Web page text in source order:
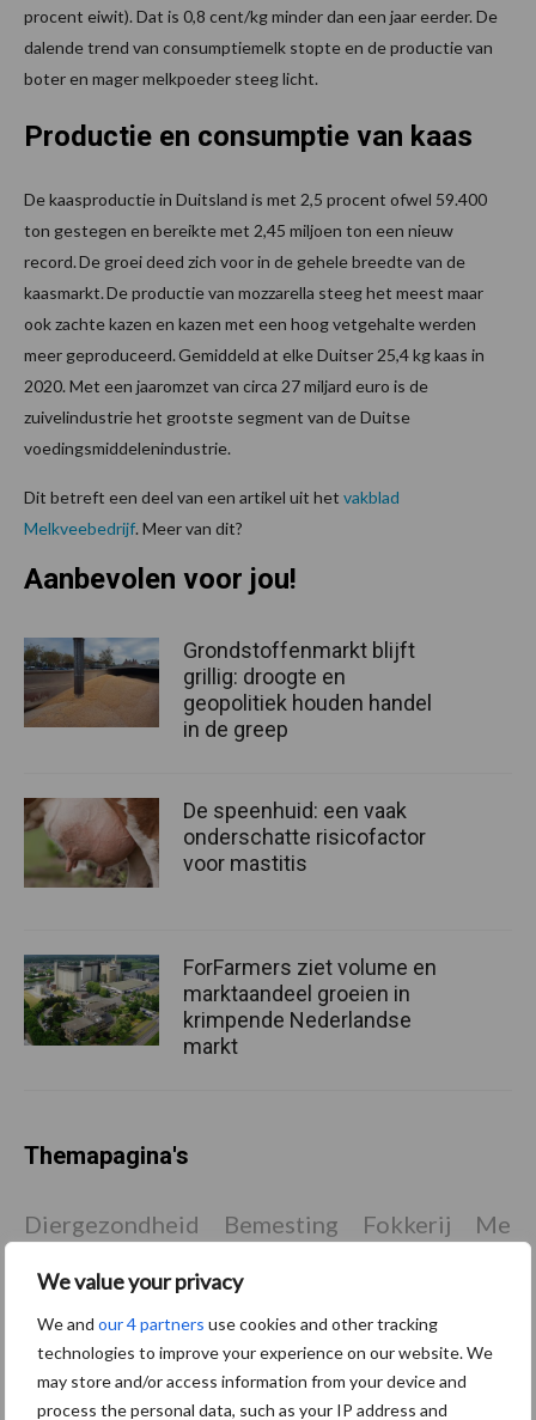
We value your privacy
We and our 4 partners use cookies and other tracking
technologies to improve your experience on our website. We
may store and/or access information from your device and
process the personal data, such as your IP address and
procent eiwit). Dat is 0,8 cent/kg minder dan een jaar eerder. De
dalende trend van consumptiemelk stopte en de productie van
boter en mager melkpoeder steeg licht.
Productie en consumptie van kaas
De kaasproductie in Duitsland is met 2,5 procent ofwel 59.400
ton gestegen en bereikte met 2,45 miljoen ton een nieuw
record. De groei deed zich voor in de gehele breedte van de
kaasmarkt. De productie van mozzarella steeg het meest maar
ook zachte kazen en kazen met een hoog vetgehalte werden
meer geproduceerd. Gemiddeld at elke Duitser 25,4 kg kaas in
2020. Met een jaaromzet van circa 27 miljard euro is de
zuivelindustrie het grootste segment van de Duitse
voedingsmiddelenindustrie.
Dit betreft een deel van een artikel uit het vakblad
Melkveebedrijf. Meer van dit?
Aanbevolen voor jou!
Grondstoffenmarkt blijft
grillig: droogte en
geopolitiek houden handel
in de greep
De speenhuid: een vaak
onderschatte risicofactor
voor mastitis
ForFarmers ziet volume en
marktaandeel groeien in
krimpende Nederlandse
markt
Themapagina's
Diergezondheid Bemesting Fokkerij
Bedrijfsnieuws
Ligbox &
Voerhekken